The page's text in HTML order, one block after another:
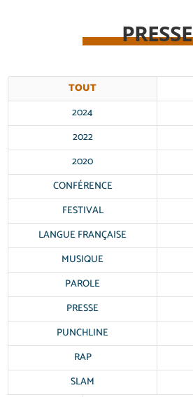
PRESSE
TOUT
2024
2022
2020
CONFÉRENCE
FESTIVAL
LANGUE FRANÇAISE
MUSIQUE
PAROLE
PRESSE
PUNCHLINE
RAP
SLAM